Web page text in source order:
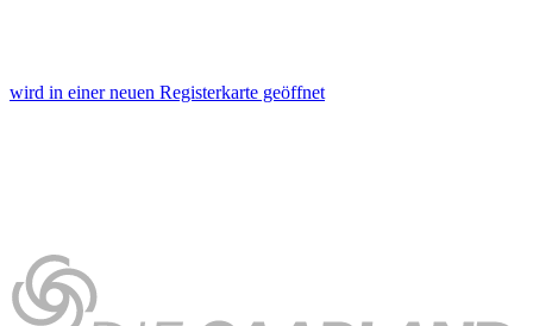
wird in einer neuen Registerkarte geöffnet